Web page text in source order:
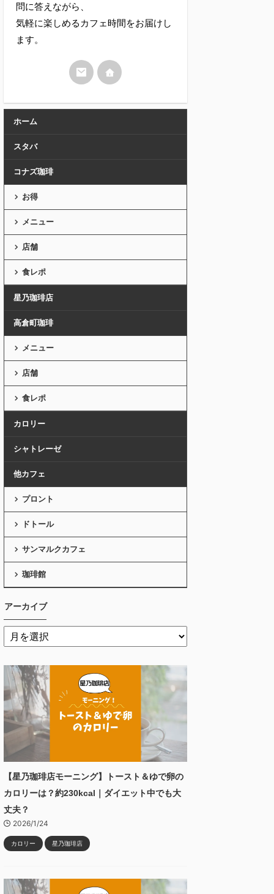
問に答えながら、
気軽に楽しめるカフェ時間をお届けし
ます。
ホーム
スタバ
コナズ珈琲
お得
メニュー
店舗
食レポ
星乃珈琲店
高倉町珈琲
メニュー
店舗
食レポ
カロリー
シャトレーゼ
他カフェ
プロント
ドトール
サンマルクカフェ
珈琲館
アーカイブ
【星乃珈琲店モーニング】トースト＆ゆで卵の
カロリーは？約230kcal｜ダイエット中でも大
丈夫？
2026/1/24
カロリー 星乃珈琲店